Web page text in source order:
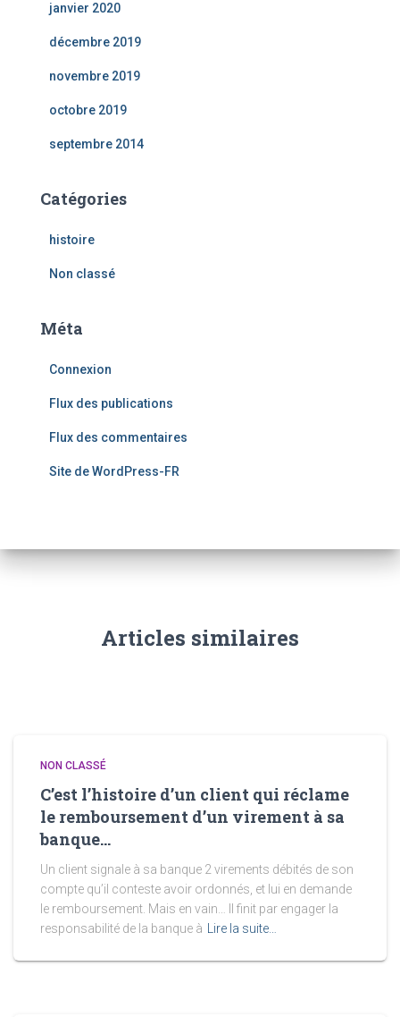
janvier 2020
décembre 2019
novembre 2019
octobre 2019
septembre 2014
Catégories
histoire
Non classé
Méta
Connexion
Flux des publications
Flux des commentaires
Site de WordPress-FR
Articles similaires
NON CLASSÉ
C’est l’histoire d’un client qui réclame
le remboursement d’un virement à sa
banque…
Un client signale à sa banque 2 virements débités de son
compte qu’il conteste avoir ordonnés, et lui en demande
le remboursement. Mais en vain… Il finit par engager la
responsabilité de la banque à
Lire la suite…